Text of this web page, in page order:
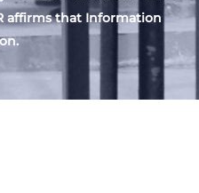
affirms that Information